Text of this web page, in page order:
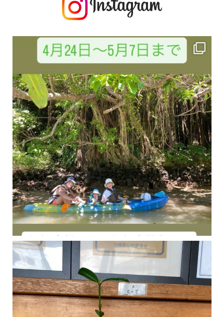
今年の1月にお店に植えたマングローブ(メヒルギ)の苗が成長してきました
マングロ